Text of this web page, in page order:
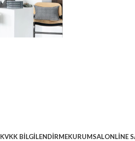
KVKK BILGILENDIRMEKURUMSALONLINE